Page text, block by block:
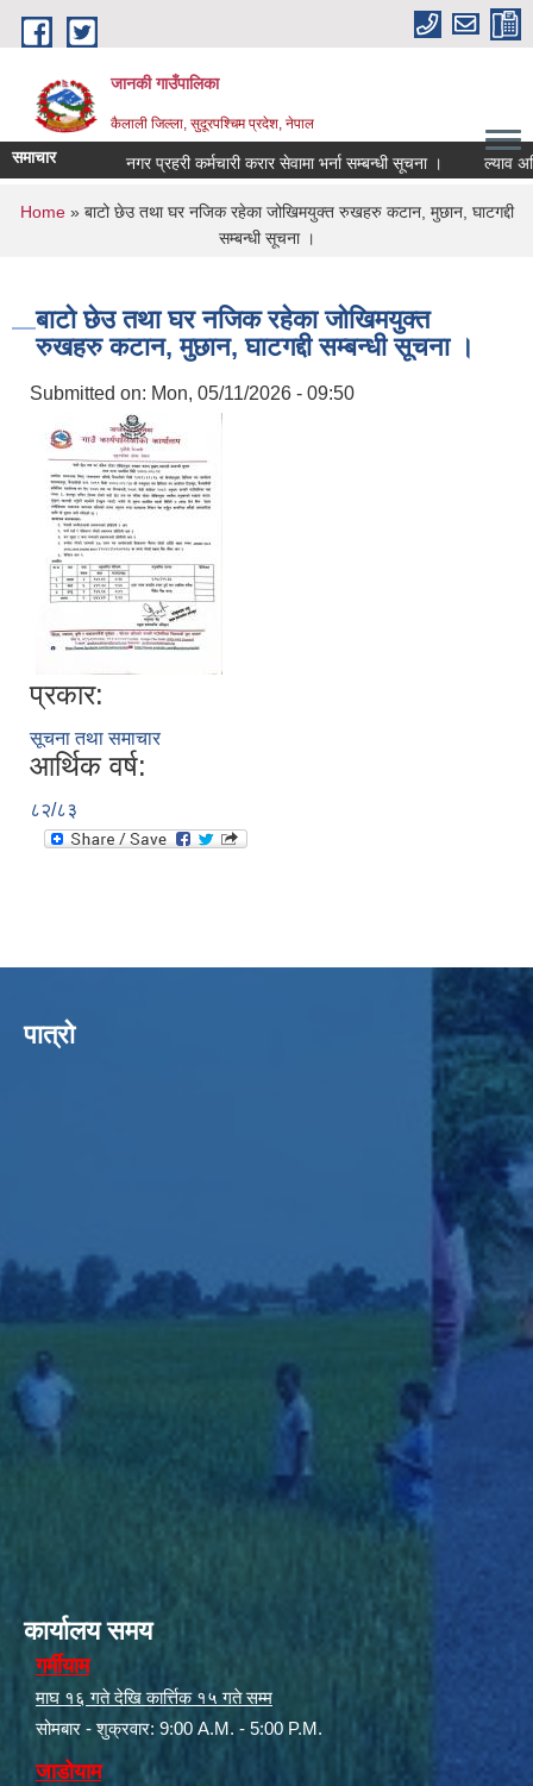
Skip to main content
जानकी गाउँपालिका
कैलाली जिल्ला, सुदूरपश्चिम प्रदेश, नेपाल
समाचार नगर प्रहरी कर्मचारी करार सेवामा भर्ना सम्बन्धी सूचना । ल्याव
You are here
Home» बाटो छेउ तथा घर नजिक रहेका जोखिमयुक्त रुखहरु कटान, मुछान, घाटगद्दी
सम्बन्धी सूचना ।
बाटो छेउ तथा घर नजिक रहेका जोखिमयुक्त
रुखहरु कटान, मुछान, घाटगद्दी सम्बन्धी सूचना ।
Submitted on: Mon, 05/11/2026 - 09:50
प्रकार:
सूचना तथा समाचार
आर्थिक वर्ष:
८२/८३
पात्रो
कार्यालय समय
गर्मीयाम
माघ १६ गते देखि कार्त्तिक १५ गते सम्म
सोमबार - शुक्रवार: 9:00 A.M. - 5:00 P.M.
जाडोयाम